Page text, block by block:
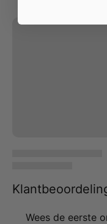
Wees de eerste